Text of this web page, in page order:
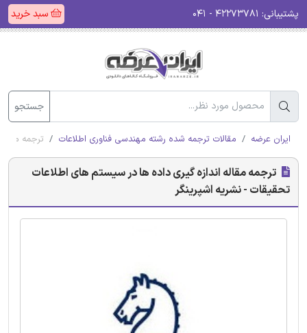
پشتیبانی: سبد خرید
جستجو
ایران عرضه مقالات ترجمه شده رشته مهندسی فناوری اطلاعات ترجمه
ترجمه مقاله اندازه گیری داده ها در سیستم های اطلاعات
تحقیقات - نشریه اشپرینگر